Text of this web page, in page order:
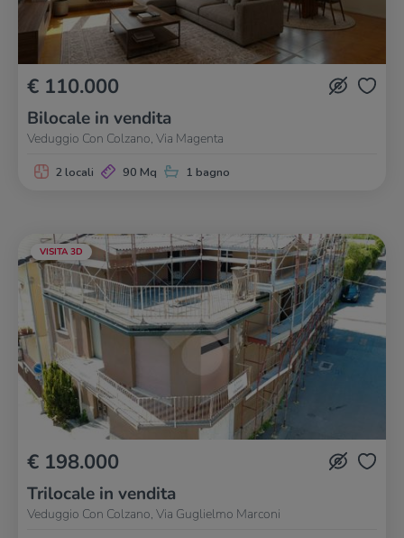
€ 110.000
Bilocale in vendita
Veduggio Con Colzano, Via Magenta
2 locali 90 Mq 1 bagno
VISITA 3D
€ 198.000
Trilocale in vendita
Veduggio Con Colzano, Via Guglielmo Marconi